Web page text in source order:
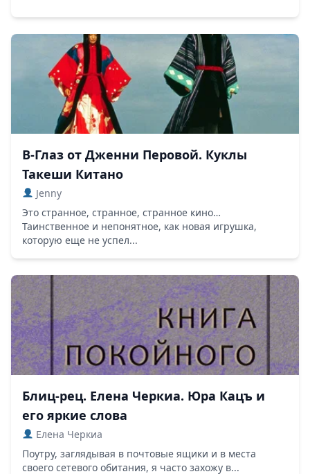
В-Глаз от Дженни Перовой. Куклы
Такеши Китано
Jenny
Это странное, странное, странное кино…
Таинственное и непонятное, как новая игрушка,
которую еще не успел...
Блиц-рец. Елена Черкиа. Юра Кацъ и
его яркие слова
Елена Черкиа
Поутру, заглядывая в почтовые ящики и в места
своего сетевого обитания, я часто захожу в...